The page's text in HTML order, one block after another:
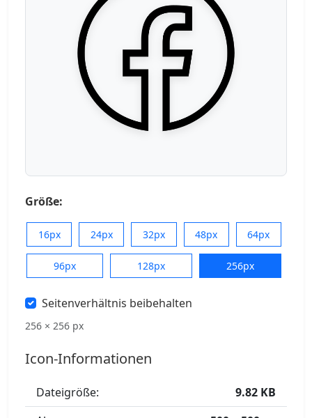
Größe:
16px 24px 32px 48px 64px
96px 128px 256px
Seitenverhältnis beibehalten
256 × 256 px
Icon-Informationen
Dateigröße:
9.82 KB